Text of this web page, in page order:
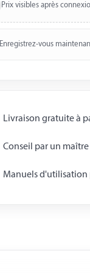
Prix visibles après
Enregistrez-vous
Livraison gratuite à
Conseil par un maître
Manuels d'utilisation